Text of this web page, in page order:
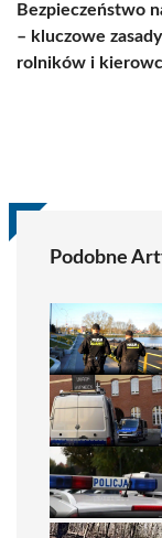
Bezpieczeństwo
– kluczowe
rolników i
Podobne